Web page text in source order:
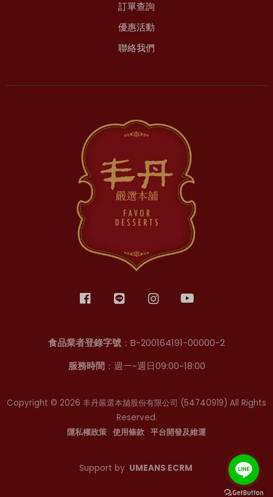
訂單查詢
優惠活動
聯絡我們
食品業者登錄字號 ：B-200164191-00000-2
服務時間：週一~週日09:00~18:00
Copyright © 2026 丰丹嚴選本舖股份有限公司 (54740919) All Rights
Reserved.
隱私權政策 使用條款 平台開發及維運
Support by UMEANS ECRM